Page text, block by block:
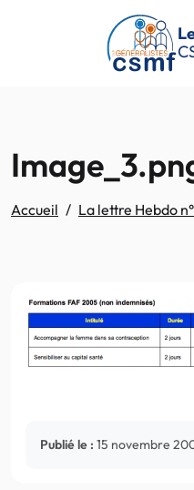
Passer au contenu principal
Accueil La lettre Hebdo
Publié le : 15 novembre